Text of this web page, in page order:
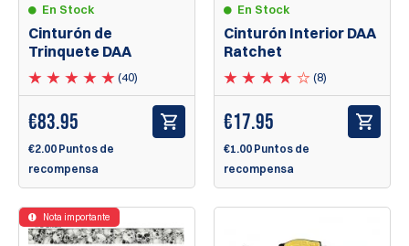
En Stock
Cinturón de
Trinquete DAA
(40)
€83.95
€2.00 Puntos de
recompensa
En Stock
Cinturón Interior DAA
Ratchet
(8)
€17.95
€1.00 Puntos de
recompensa
Nota importante